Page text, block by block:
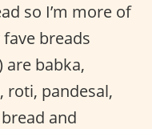
so I’m more of
breads
are babka,
roti, pandesal,
and